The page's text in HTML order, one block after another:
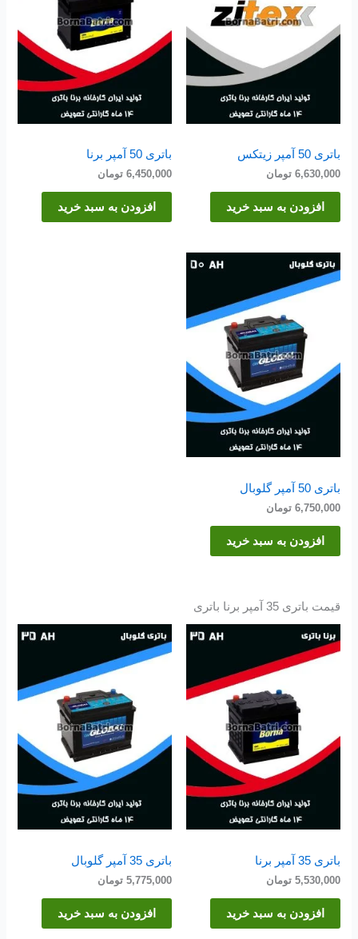
باتری 50 آمپر زیتکس
6,630,000 تومان
افزودن به سبد خرید
باتری 50 آمپر برنا
6,450,000 تومان
افزودن به سبد خرید
باتری 50 آمپر گلوبال
6,750,000 تومان
افزودن به سبد خرید
قیمت باتری 35 آمپر برنا باتری
باتری 35 آمپر برنا
5,530,000 تومان
افزودن به سبد خرید
باتری 35 آمپر گلوبال
5,775,000 تومان
افزودن به سبد خرید